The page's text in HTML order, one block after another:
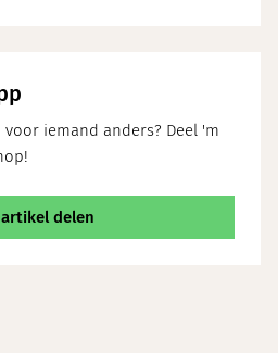
iemand anders? Deel 'm
delen